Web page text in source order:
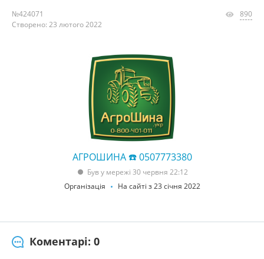
№424071
Створено: 23 лютого 2022
890
АГРОШИНА ☎️ 0507773380
Був у мережі 30 червня 22:12
Організація
На сайті з 23 січня 2022
Коментарі: 0